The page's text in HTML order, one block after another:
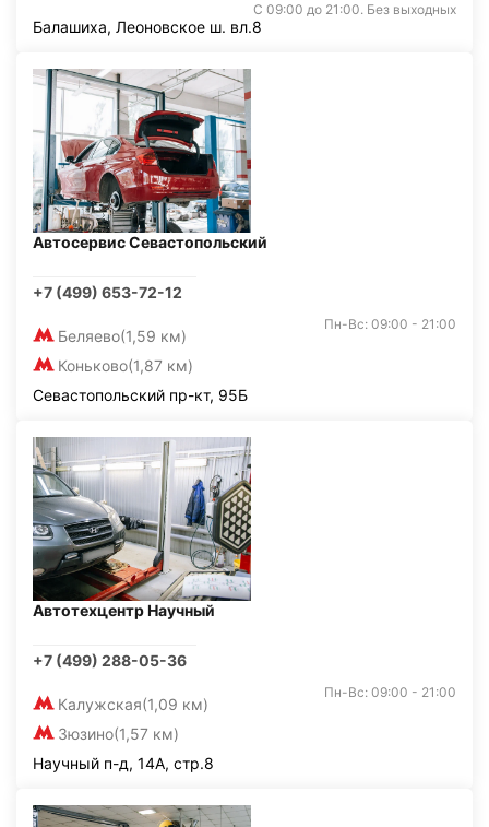
С 09:00 до 21:00. Без выходных
Балашиха, Леоновское ш. вл.8
Автосервис Севастопольский
+7 (499) 653-72-12
Беляево(1,59 км)
Коньково(1,87 км)
Пн-Вс: 09:00 - 21:00
Севастопольский пр-кт, 95Б
Автотехцентр Научный
+7 (499) 288-05-36
Калужская(1,09 км)
Зюзино(1,57 км)
Пн-Вс: 09:00 - 21:00
Научный п-д, 14А, стр.8